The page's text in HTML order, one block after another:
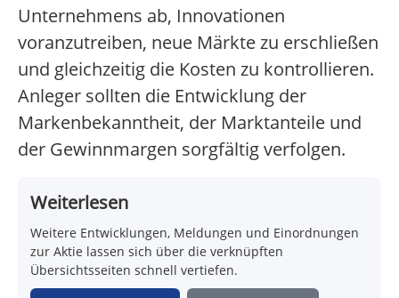
Unternehmens ab, Innovationen
voranzutreiben, neue Märkte zu erschließen
und gleichzeitig die Kosten zu kontrollieren.
Anleger sollten die Entwicklung der
Markenbekanntheit, der Marktanteile und
der Gewinnmargen sorgfältig verfolgen.
Weiterlesen
Weitere Entwicklungen, Meldungen und Einordnungen
zur Aktie lassen sich über die verknüpften
Übersichtsseiten schnell vertiefen.